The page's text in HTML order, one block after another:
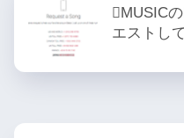
MUSIC
エストし